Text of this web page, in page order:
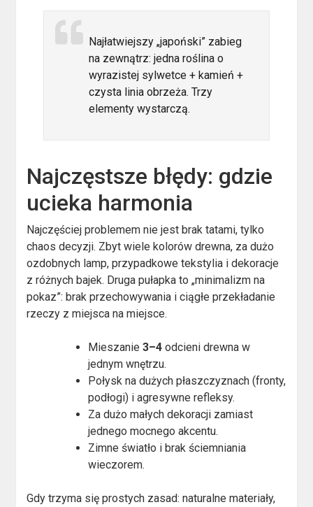
Najłatwiejszy „japoński” zabieg
na zewnątrz: jedna roślina o
wyrazistej sylwetce + kamień +
czysta linia obrzeża. Trzy
elementy wystarczą.
Najczęstsze błędy: gdzie
ucieka harmonia
Najczęściej problemem nie jest brak tatami, tylko
chaos decyzji. Zbyt wiele kolorów drewna, za dużo
ozdobnych lamp, przypadkowe tekstylia i dekoracje
z różnych bajek. Druga pułapka to „minimalizm na
pokaz”: brak przechowywania i ciągłe przekładanie
rzeczy z miejsca na miejsce.
Mieszanie3–4 odcieni drewna w
jednym wnętrzu.
Połysk na dużych płaszczyznach (fronty,
podłogi) i agresywne refleksy.
Za dużo małych dekoracji zamiast
jednego mocnego akcentu.
Zimne światło i brak ściemniania
wieczorem.
Gdy trzyma się prostych zasad: naturalne materiały,